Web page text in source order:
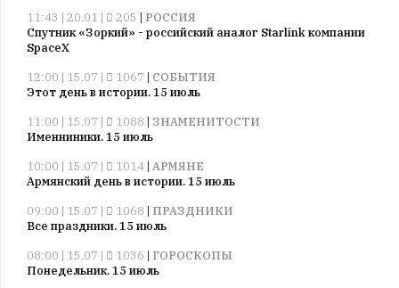
11:43 | 20.01 | 205 | РОССИЯ
Спутник «Зоркий» - российский аналог Starlink компании
SpaceX
12:00 | 15.07 |
1067 | СОБЫТИЯ
Этот день в истории. 15 июль
11:00 | 15.07 |
1088 | ЗНАМЕНИТОСТИ
Именниники. 15 июль
10:00 | 15.07 |
1014 | АРМЯНЕ
Армянский день в истории. 15 июль
09:00 | 15.07 |
1068 | ПРАЗДНИКИ
Все праздники. 15 июль
08:00 | 15.07 |
1036 | ГОРОСКОПЫ
Понедельник. 15 июль